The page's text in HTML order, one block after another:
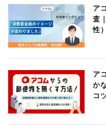
ア
査
性）
ア
か
コ